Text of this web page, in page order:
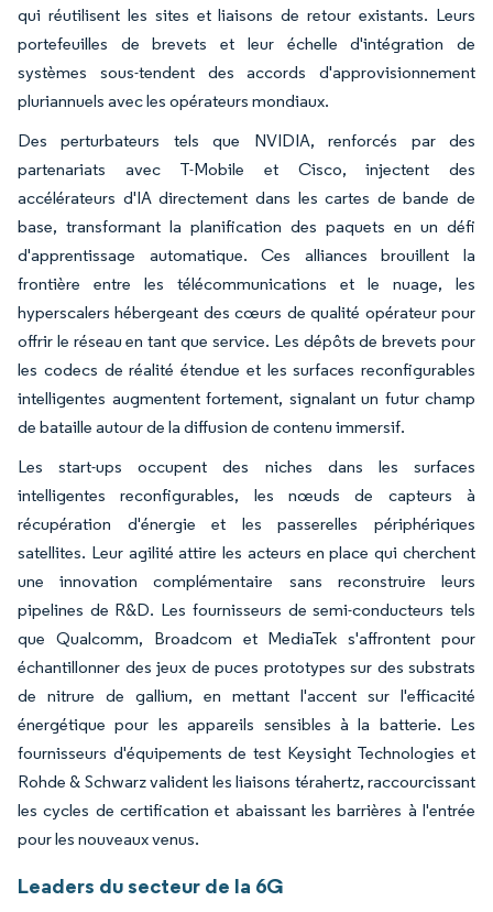
qui réutilisent les sites et liaisons de retour existants. Leurs
portefeuilles de brevets et leur échelle d'intégration de
systèmes sous-tendent des accords d'approvisionnement
pluriannuels avec les opérateurs mondiaux.
Des perturbateurs tels que NVIDIA, renforcés par des
partenariats avec T-Mobile et Cisco, injectent des
accélérateurs d'IA directement dans les cartes de bande de
base, transformant la planification des paquets en un défi
d'apprentissage automatique. Ces alliances brouillent la
frontière entre les télécommunications et le nuage, les
hyperscalers hébergeant des cœurs de qualité opérateur pour
offrir le réseau en tant que service. Les dépôts de brevets pour
les codecs de réalité étendue et les surfaces reconfigurables
intelligentes augmentent fortement, signalant un futur champ
de bataille autour de la diffusion de contenu immersif.
Les start-ups occupent des niches dans les surfaces
intelligentes reconfigurables, les nœuds de capteurs à
récupération d'énergie et les passerelles périphériques
satellites. Leur agilité attire les acteurs en place qui cherchent
une innovation complémentaire sans reconstruire leurs
pipelines de R&D. Les fournisseurs de semi-conducteurs tels
que Qualcomm, Broadcom et MediaTek s'affrontent pour
échantillonner des jeux de puces prototypes sur des substrats
de nitrure de gallium, en mettant l'accent sur l'efficacité
énergétique pour les appareils sensibles à la batterie. Les
fournisseurs d'équipements de test Keysight Technologies et
Rohde & Schwarz valident les liaisons térahertz, raccourcissant
les cycles de certification et abaissant les barrières à l'entrée
pour les nouveaux venus.
Leaders du secteur de la 6G